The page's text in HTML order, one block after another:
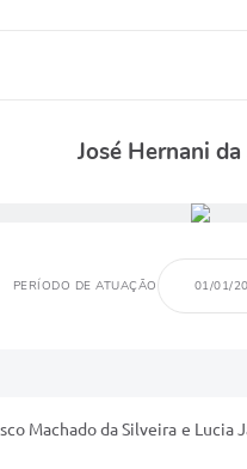
José Hernani
PERÍODO DE ATUAÇÃO 01/01/
Machado da Silveira e